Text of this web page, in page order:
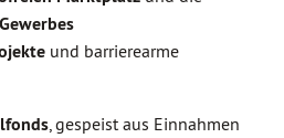
und barrierearme
, gespeist aus Einnahmen